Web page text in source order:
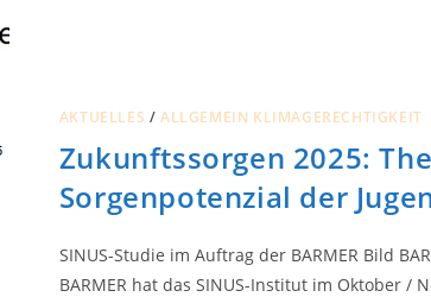
AKTUELLES /ALLGEMEIN KLIMAGERECHTIGKEIT
Zukunftssorgen 2025:
Sorgenpotenzial der
SINUS-Studie im Auftrag der BARMER Bild
BARMER hat das SINUS-Institut im Oktober /